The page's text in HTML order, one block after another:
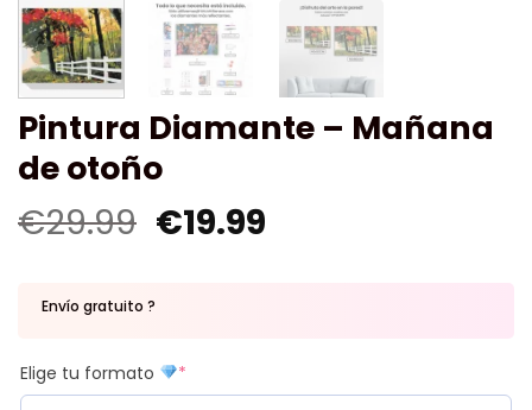
Pintura Diamante – Mañana
de otoño
€29.99 €19.99
Envío gratuito ?
Elige tu formato *